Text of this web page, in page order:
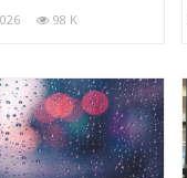
98 K